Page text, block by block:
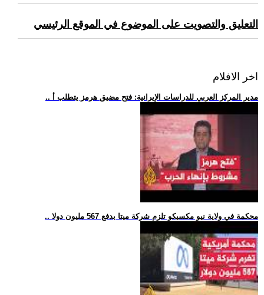
التعليق والتصويت على الموضوع في الموقع الرئيسي
اخر الافلام
.. مدير المركز العربي للدراسات الإيرانية: فتح مضيق هرمز يتطلب أ
.. محكمة في ولاية نيو مكسيكو تلزم شركة ميتا بدفع 567 مليون دولا